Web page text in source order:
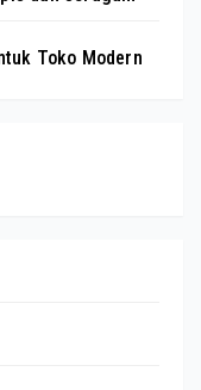
Toko Modern